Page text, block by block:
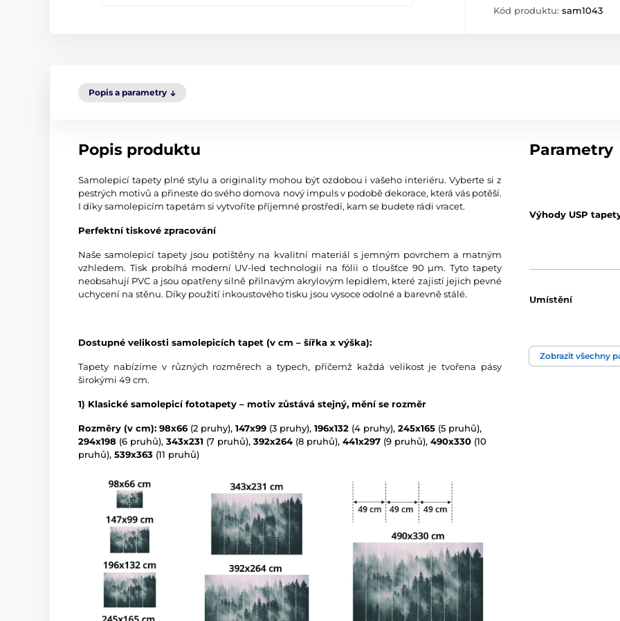
Kód produktu: sam1043
Popis a parametry
Popis produktu
Samolepicí tapety plné stylu a originality mohou být ozdobou i vašeho interiéru. Vyberte si z
pestrých motivů a přineste do svého domova nový impuls v podobě dekorace, která vás potěší.
I díky samolepicím tapetám si vytvoříte příjemné prostředí, kam se budete rádi vracet.
Perfektní tiskové zpracování
Naše samolepicí tapety jsou potištěny na kvalitní materiál s jemným povrchem a matným
vzhledem. Tisk probíhá moderní UV-led technologií na fólii o tloušťce 90 µm. Tyto tapety
neobsahují PVC a jsou opatřeny silně přilnavým akrylovým lepidlem, které zajistí jejich pevné
uchycení na stěnu. Díky použití inkoustového tisku jsou vysoce odolné a barevně stálé.
Dostupné velikosti samolepicích tapet (v cm – šířka x výška):
Tapety nabízíme v různých rozměrech a typech, přičemž každá velikost je tvořena pásy
širokými 49 cm.
1) Klasické samolepicí fototapety – motiv zůstává stejný, mění se rozměr
Rozměry (v cm): 98x66 (2 pruhy), 147x99 (3 pruhy), 196x132 (4 pruhy), 245x165 (5 pruhů),
294x198 (6 pruhů), 343x231 (7 pruhů), 392x264 (8 pruhů), 441x297 (9 pruhů), 490x330 (10
pruhů), 539x363 (11 pruhů)
Parametry
Výhody USP
Umístění
Barva
Zobrazit všechny